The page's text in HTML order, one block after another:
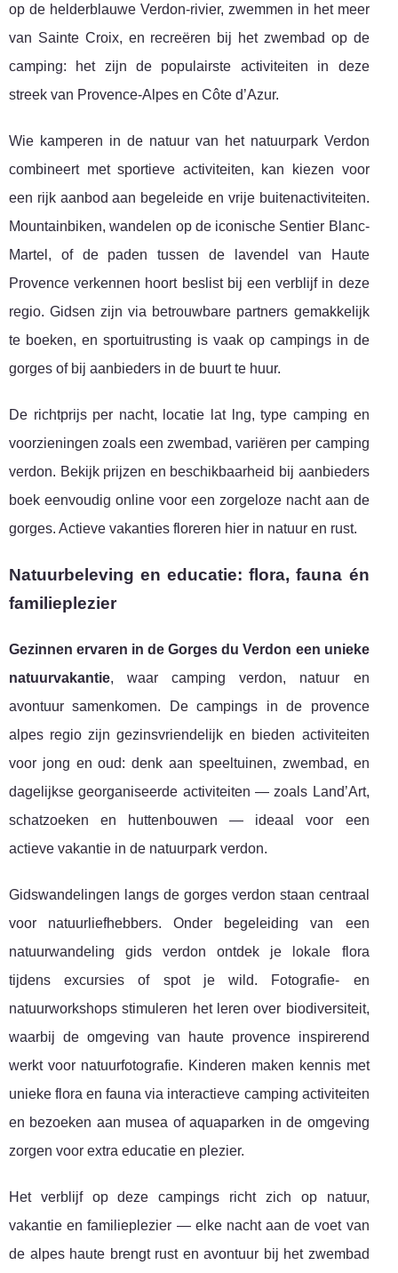
op de helderblauwe Verdon-rivier, zwemmen in het meer
van Sainte Croix, en recreëren bij het zwembad op de
camping: het zijn de populairste activiteiten in deze
streek van Provence-Alpes en Côte d’Azur.
Wie kamperen in de natuur van het natuurpark Verdon
combineert met sportieve activiteiten, kan kiezen voor
een rijk aanbod aan begeleide en vrije buitenactiviteiten.
Mountainbiken, wandelen op de iconische Sentier Blanc-
Martel, of de paden tussen de lavendel van Haute
Provence verkennen hoort beslist bij een verblijf in deze
regio. Gidsen zijn via betrouwbare partners gemakkelijk
te boeken, en sportuitrusting is vaak op campings in de
gorges of bij aanbieders in de buurt te huur.
De richtprijs per nacht, locatie lat lng, type camping en
voorzieningen zoals een zwembad, variëren per camping
verdon. Bekijk prijzen en beschikbaarheid bij aanbieders
boek eenvoudig online voor een zorgeloze nacht aan de
gorges. Actieve vakanties floreren hier in natuur en rust.
Natuurbeleving en educatie: flora, fauna én
familieplezier
Gezinnen ervaren in de Gorges du Verdon een unieke
natuurvakantie, waar camping verdon, natuur en
avontuur samenkomen. De campings in de provence
alpes regio zijn gezinsvriendelijk en bieden activiteiten
voor jong en oud: denk aan speeltuinen, zwembad, en
dagelijkse georganiseerde activiteiten — zoals Land’Art,
schatzoeken en huttenbouwen — ideaal voor een
actieve vakantie in de natuurpark verdon.
Gidswandelingen langs de gorges verdon staan centraal
voor natuurliefhebbers. Onder begeleiding van een
natuurwandeling gids verdon ontdek je lokale flora
tijdens excursies of spot je wild. Fotografie- en
natuurworkshops stimuleren het leren over biodiversiteit,
waarbij de omgeving van haute provence inspirerend
werkt voor natuurfotografie. Kinderen maken kennis met
unieke flora en fauna via interactieve camping activiteiten
en bezoeken aan musea of aquaparken in de omgeving
zorgen voor extra educatie en plezier.
Het verblijf op deze campings richt zich op natuur,
vakantie en familieplezier — elke nacht aan de voet van
de alpes haute brengt rust en avontuur bij het zwembad